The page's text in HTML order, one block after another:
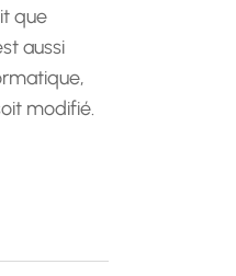
que
aussi
modifié.